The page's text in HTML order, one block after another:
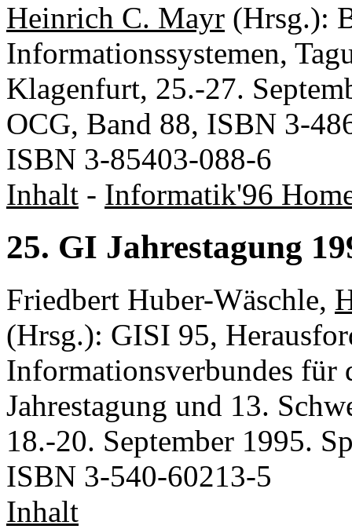
Heinrich C. Mayr (Hrsg.):
Informationssystemen,
Klagenfurt, 25.-27.
OCG, Band 88, ISBN 3-
ISBN 3-85403-088-6
Inhalt - Informatik'96
25. GI Jahrestagung
Friedbert Huber-Wäschle,
(Hrsg.): GISI 95,
Informationsverbundes
Jahrestagung und 13.
18.-20. September 1995.
ISBN 3-540-60213-5
Inhalt